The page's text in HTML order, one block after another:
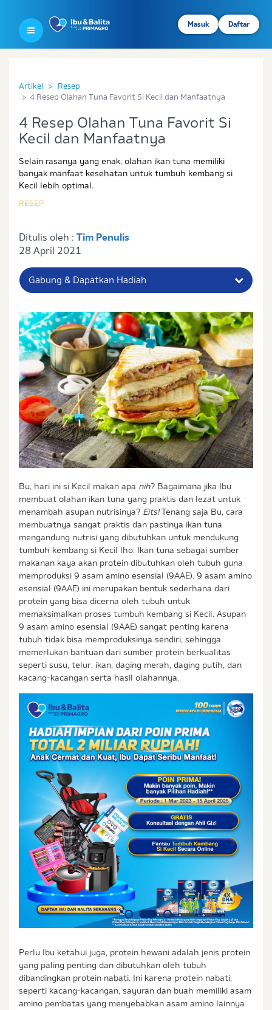
Masuk Daftar
Artikel
Resep
4 Resep Olahan Tuna Favorit Si Kecil dan Manfaatnya
4 Resep Olahan Tuna Favorit Si
Kecil dan Manfaatnya
Selain rasanya yang enak, olahan ikan tuna memiliki
banyak manfaat kesehatan untuk tumbuh kembang si
Kecil lebih optimal.
RESEP
Ditulis oleh : Tim Penulis
28 April 2021
Gabung & Dapatkan Hadiah
Nama Lengkap Ibu
No. Handphone (Whatsapp)
Buat Password
Status / Kondisi Ibu Saat Ini
Tidak Hamil dan Memiliki Anak
Sedang Hamil
Sedang Hamil dan Memiliki Anak
Saya setuju dengan syarat dan ketentuanserta
kebijakan privasi
Ibu & Balita
Saya setuju dan bersedia menerima informasi dari
Ibu & Balita, Frisian Flag Indonesia, dan partner Ibu
& Balita.
Bu, hari ini si Kecil makan apa nih? Bagaimana jika Ibu
membuat olahan ikan tuna yang praktis dan lezat untuk
menambah asupan nutrisinya? Eits!Tenang saja Bu, cara
membuatnya sangat praktis dan pastinya ikan tuna
mengandung nutrisi yang dibutuhkan untuk mendukung
tumbuh kembang si Kecil lho. Ikan tuna sebagai sumber
makanan kaya akan protein dibutuhkan oleh tubuh guna
memproduksi 9 asam amino esensial (9AAE). 9 asam amino
esensial (9AAE) ini merupakan bentuk sederhana dari
protein yang bisa dicerna oleh tubuh untuk
memaksimalkan proses tumbuh kembang si Kecil. Asupan
9 asam amino esensial (9AAE) sangat penting karena
tubuh tidak bisa memproduksinya sendiri, sehingga
memerlukan bantuan dari sumber protein berkualitas
seperti susu, telur, ikan, daging merah, daging putih, dan
kacang-kacangan serta hasil olahannya.
Perlu Ibu ketahui juga, protein hewani adalah jenis protein
yang paling penting dan dibutuhkan oleh tubuh
dibandingkan protein nabati. Ini karena protein nabati,
seperti kacang-kacangan, sayuran dan buah memiliki asam
amino pembatas yang menyebabkan asam amino lainnya